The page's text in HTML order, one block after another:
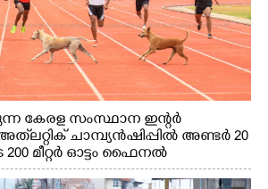
കേരള സംസ്ഥാന ഇന്റർ
ചാമ്പ്യൻഷിപ്പിൽ അണ്ടർ 20
മീറ്റർ ഓട്ടം ഫൈനൽ
ട്രാക്കിന് കുറുകെ ഓടുന്ന